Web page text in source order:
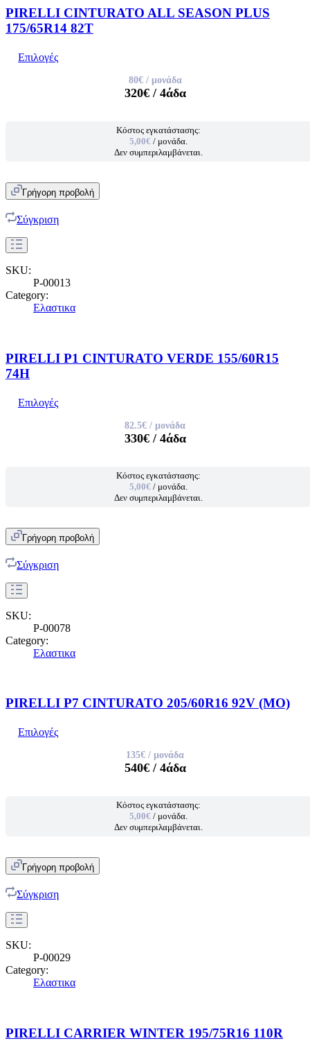
PIRELLI CINTURATO ALL SEASON PLUS
175/65R14 82T
Επιλογές
80€/ μονάδα
320€/ 4άδα
Κόστος εγκατάστασης:
5,00€ / μονάδα.
Δεν συμπεριλαμβάνεται.
Γρήγορη προβολή
Σύγκριση
SKU:
P-00013
Category:
Ελαστικα
PIRELLI P1 CINTURATO VERDE 155/60R15
74H
Επιλογές
82.5€ / μονάδα
330€/ 4άδα
Κόστος εγκατάστασης:
5,00€ / μονάδα.
Δεν συμπεριλαμβάνεται.
Γρήγορη προβολή
Σύγκριση
SKU:
P-00078
Category:
Ελαστικα
PIRELLI P7 CINTURATO 205/60R16 92V (MO)
Επιλογές
135€ / μονάδα
540€/ 4άδα
Κόστος εγκατάστασης:
5,00€ / μονάδα.
Δεν συμπεριλαμβάνεται.
Γρήγορη προβολή
Σύγκριση
SKU:
P-00029
Category:
Ελαστικα
PIRELLI CARRIER WINTER 195/75R16 110R